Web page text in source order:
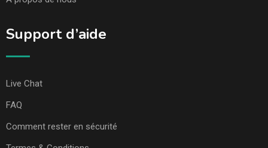
Support d’aide
Live Chat
FAQ
Comment rester en sécurité